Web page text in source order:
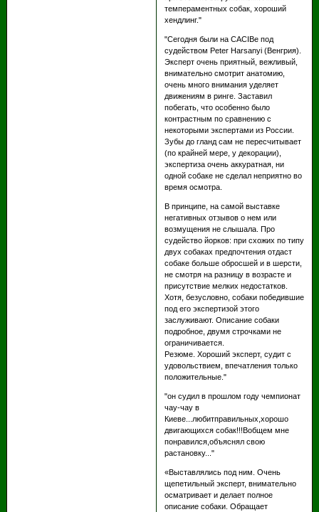
темпераментных собак, хороший
хендлинг."
"Сегодня были на CACIBe под
судейством Peter Harsanyi (Венгрия).
Эксперт очень приятный, вежливый,
внимательно смотрит анатомию,
очень много внимания уделяет
движениям в ринге. Заставил
побегать, что особенно было
контрастным по сравнению с
некоторыми экспертами из России.
Зубы до гланд сам не пересчитывает
(по крайней мере, у декорации),
экспертиза очень аккуратная, ни
одной собаке не сделал неприятно во
время осмотра.
В принципе, на самой выставке
негативных отзывов о нем или
возмущения не слышала. Про
судейство йорков: при схожих по типу
двух собаках предпочтения отдаст
собаке больше обросшей и в шерсти,
не смотря на разницу в возрасте и
присутствие мелких недостатков.
Хотя, безусловно, собаки победившие
под его экспертизой этого
заслуживают. Описание собаки
подробное, двумя строчками не
ограничивается.
Резюме. Хороший эксперт, судит с
удовольствием, впечатления только
положительные."
"он судил в прошлом году чемпионат
чау-чау в
Киеве...любитправильных,хорошо
двигающихся собак!!!Вобщем мне
понравился,объяснял свою
растановку..."
«Выставлялись под ним. Очень
щепетильный эксперт, внимательно
осматривает и делает полное
описание собаки. Обращает